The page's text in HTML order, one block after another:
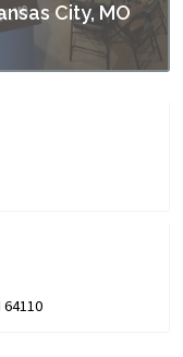
City, MO
Kaufman
64110